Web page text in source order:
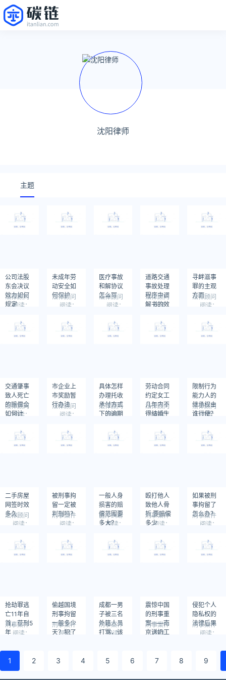
沈阳律师
主题
公司法股
东会决议
效力如何
规定
法律顾问
阅读：
未成年劳
动安全如
何保护
法律顾问
阅读：
医疗事故
和解协议
怎么写
法律顾问
阅读：
道路交通
事故处理
程序中调
解书的效
法律顾问
阅读：
寻衅滋事
罪的主观
方面
法律顾问
阅读：
交通肇事
致人死亡
的赔偿金
如何计
法律顾问
阅读：
市企业上
市奖励暂
行办法
法律顾问
阅读：
具体怎样
办理托收
承付方式
下的逾期
法律顾问
阅读：
劳动合同
约定女工
几年内不
得结婚生
违约金有
效吗
法律顾问
阅读：
限制行为
能力人的
继承权由
谁行使？
法律顾问
阅读：
二手房屋
网签时效
多久
法律顾问
阅读：
被刑事拘
留一定被
判刑吗？
刑事案件
阅读：
一般人身
损害的赔
偿范围要
多大？
医疗纠纷
阅读：
殴打他人
致他人骨
折,要赔偿
多少
刑事案件
阅读：
如果被刑
事拘留了
怎么办？
刑事案件
阅读：
抢劫罪逃
亡11年自
首，获刑5
年
刑事案件
阅读：
偷越国境
刑事拘留
一般多少
天？犯了
刑事案件
阅读：
成都一男
子被三名
外籍人员
打骂，该
刑事案件
阅读：
震惊中国
的刑事重
案——南
京送奶工
刑事案件
阅读：
侵犯个人
隐私权的
法律后果
刑事案件
阅读：
1 2 3 4 5 6 7 8 9